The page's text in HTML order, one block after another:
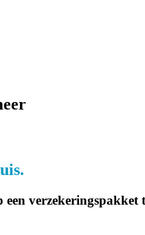
verzekeringspakket